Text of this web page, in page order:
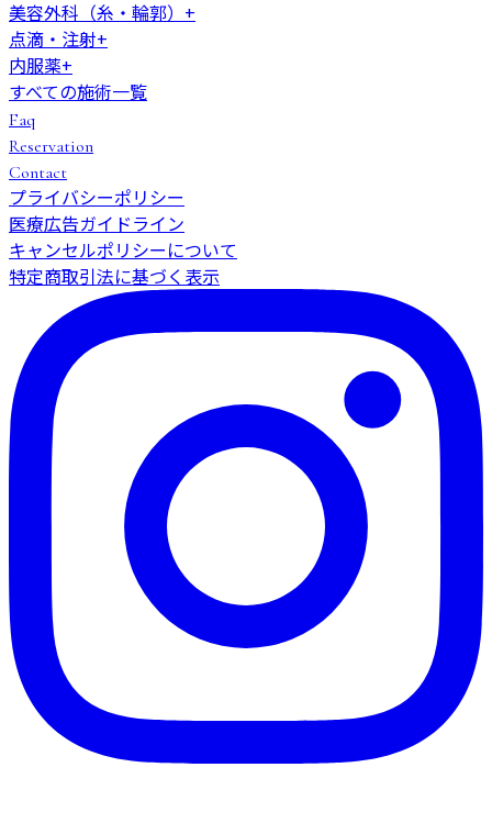
美容外科（糸・輪郭） +
点滴・注射+
内服薬+
すべての施術一覧
Faq
Reservation
Contact
プライバシーポリシー
医療広告ガイドライン
キャンセルポリシーについて
特定商取引法に基づく表示